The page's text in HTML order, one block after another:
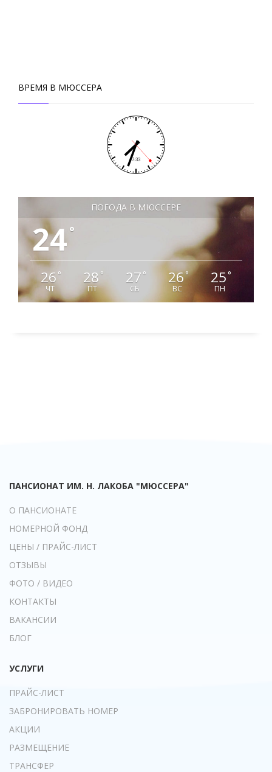
ВРЕМЯ В МЮССЕРА
ПОГОДА В МЮССЕРЕ
24°
26 °
ЧТ
28 °
ПТ
27 °
СБ
26°
ВС
25°
ПН
ПАНСИОНАТ ИМ. Н. ЛАКОБА "МЮССЕРА"
О ПАНСИОНАТЕ
НОМЕРНОЙ ФОНД
ЦЕНЫ / ПРАЙС-ЛИСТ
ОТЗЫВЫ
ФОТО / ВИДЕО
КОНТАКТЫ
ВАКАНСИИ
БЛОГ
УСЛУГИ
ПРАЙС-ЛИСТ
ЗАБРОНИРОВАТЬ НОМЕР
АКЦИИ
РАЗМЕЩЕНИЕ
ТРАНСФЕР